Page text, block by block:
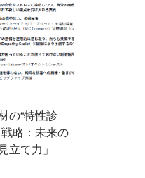
の“特性診
略：未来の
立て力」